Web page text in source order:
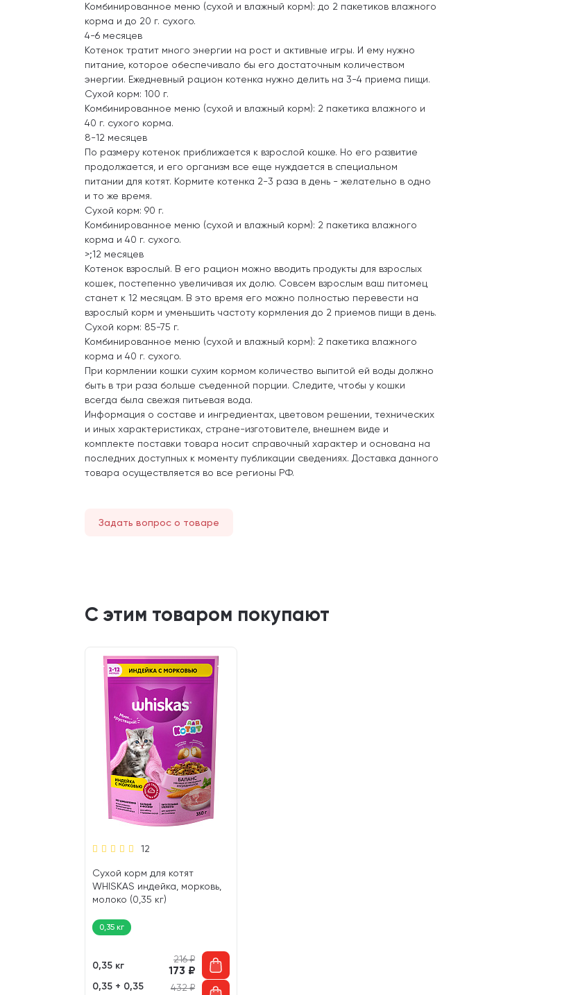
Комбинированное меню (сухой и влажный корм): до 2 пакетиков влажного
корма и до 20 г. сухого.
4-6 месяцев
Котенок тратит много энергии на рост и активные игры. И ему нужно
питание, которое обеспечивало бы его достаточным количеством
энергии. Ежедневный рацион котенка нужно делить на 3-4 приема пищи.
Сухой корм: 100 г.
Комбинированное меню (сухой и влажный корм): 2 пакетика влажного и
40 г. сухого корма.
8-12 месяцев
По размеру котенок приближается к взрослой кошке. Но его развитие
продолжается, и его организм все еще нуждается в специальном
питании для котят. Кормите котенка 2-3 раза в день - желательно в одно
и то же время.
Сухой корм: 90 г.
Комбинированное меню (сухой и влажный корм): 2 пакетика влажного
корма и 40 г. сухого.
>;12 месяцев
Котенок взрослый. В его рацион можно вводить продукты для взрослых
кошек, постепенно увеличивая их долю. Совсем взрослым ваш питомец
станет к 12 месяцам. В это время его можно полностью перевести на
взрослый корм и уменьшить частоту кормления до 2 приемов пищи в день.
Сухой корм: 85-75 г.
Комбинированное меню (сухой и влажный корм): 2 пакетика влажного
корма и 40 г. сухого.
При кормлении кошки сухим кормом количество выпитой ей воды должно
быть в три раза больше съеденной порции. Следите, чтобы у кошки
всегда была свежая питьевая вода.
Информация о составе и ингредиентах, цветовом решении, технических
и иных характеристиках, стране-изготовителе, внешнем виде и
комплекте поставки товара носит справочный характер и основана на
последних доступных к моменту публикации сведениях. Доставка данного
товара осуществляется во все регионы РФ.
Задать вопрос о товаре
С этим товаром покупают
12
Сухой корм для котят
WHISKAS индейка, морковь,
молоко (0,35 кг)
0,35 кг
0,35 кг
216₽
173 ₽
0,35 + 0,35 432₽